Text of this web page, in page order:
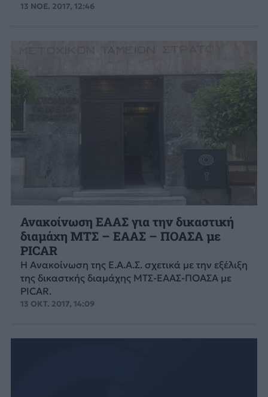
13 ΝΟΕ. 2017, 12:46
Ανακοίνωση ΕΑΑΣ για την δικαστική
διαμάχη ΜΤΣ – ΕΑΑΣ – ΠΟΑΣΑ με
PICAR
Η Ανακοίνωση της Ε.Α.Α.Σ. σχετικά με την εξέλιξη
της δικαστκής διαμάχης ΜΤΣ-ΕΑΑΣ-ΠΟΑΣΑ με
PICAR.
13 ΟΚΤ. 2017, 14:09